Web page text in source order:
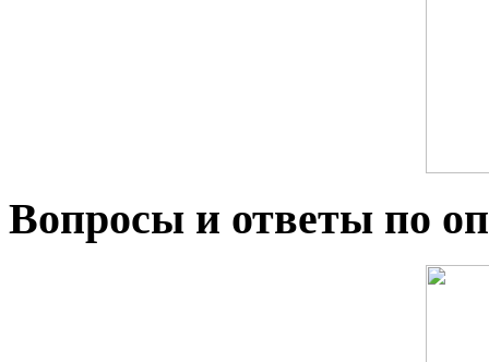
Вопросы и ответы по